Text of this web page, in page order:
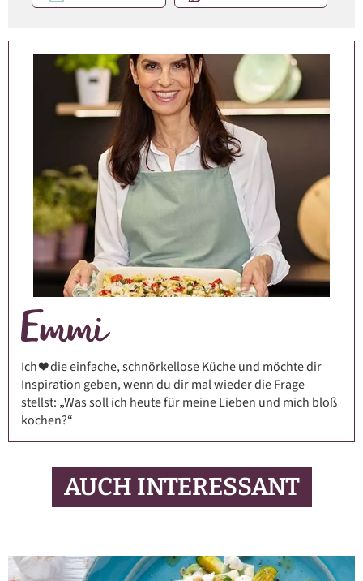
Ich ❤️ die einfache, schnörkellose Küche und möchte dir
Inspiration geben, wenn du dir mal wieder die Frage
stellst: „Was soll ich heute für meine Lieben und mich bloß
kochen?“
AUCH INTERESSANT